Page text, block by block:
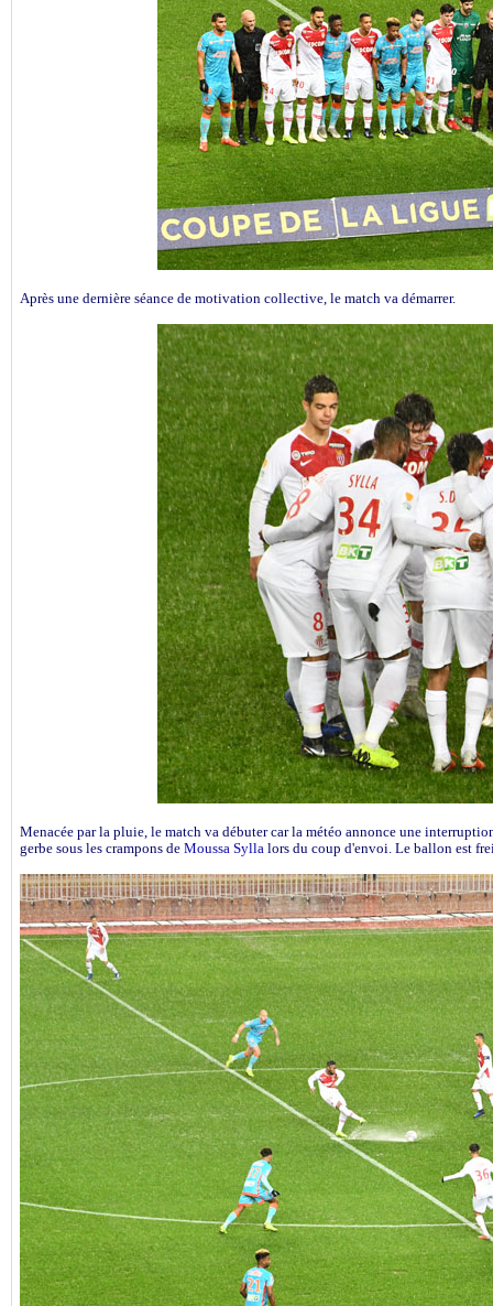
Après une dernière séance de motivation collective, le match va démarrer.
Menacée par la pluie, le match va débuter car la météo annonce une
gerbe sous les crampons de Moussa Sylla lors du coup d'envoi. Le ballon est